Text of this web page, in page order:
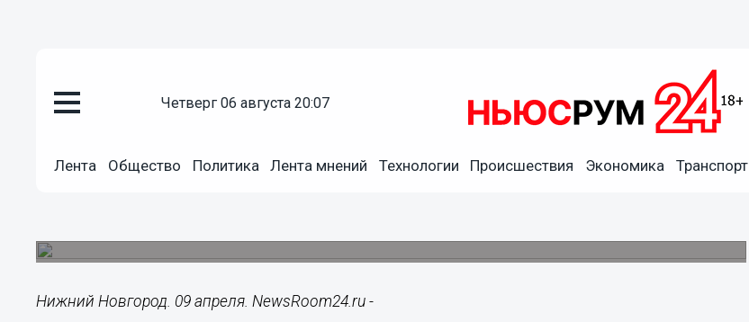
четверг 06 августа 20:07
Лента Общество Политика Лента мнений Технологии Происшествия Экономика Транспорт
Производство бактерицидных рециркуляторов запустили на
Нижний Новгород. 09 апреля. NewsRoom24.ru -